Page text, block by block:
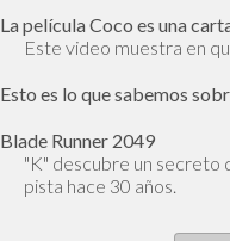
La película Coco es una
Este video muestra en
Esto es lo que sabemos
Blade Runner 2049
"K" descubre un secreto
pista hace 30 años.